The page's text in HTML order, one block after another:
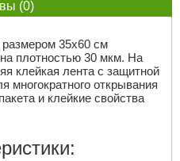
(0)
35х60 см
плотностью 30 мкм. На
клейкая лента с защитной
многократного открывания
и клейкие свойства